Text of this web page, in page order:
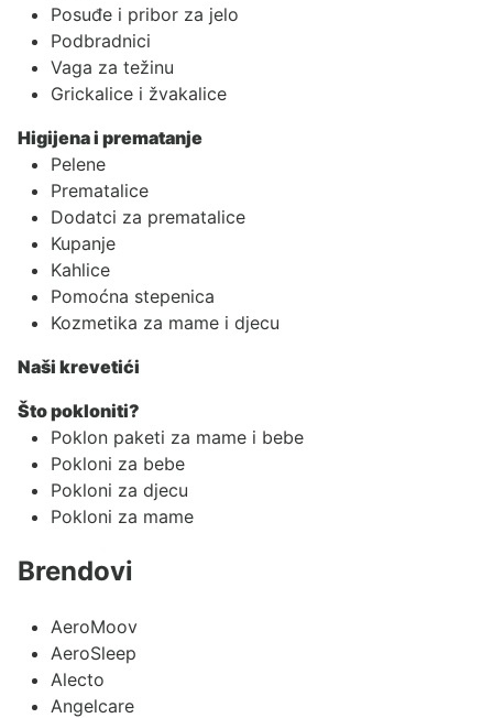
Posuđe i pribor za jelo
Podbradnici
Vaga za težinu
Grickalice i žvakalice
Higijena i prematanje
Pelene
Prematalice
Dodatci za prematalice
Kupanje
Kahlice
Pomoćna stepenica
Kozmetika za mame i djecu
Naši krevetići
Što pokloniti?
Poklon paketi za mame i bebe
Pokloni za bebe
Pokloni za djecu
Pokloni za mame
Brendovi
AeroMoov
AeroSleep
Alecto
Angelcare